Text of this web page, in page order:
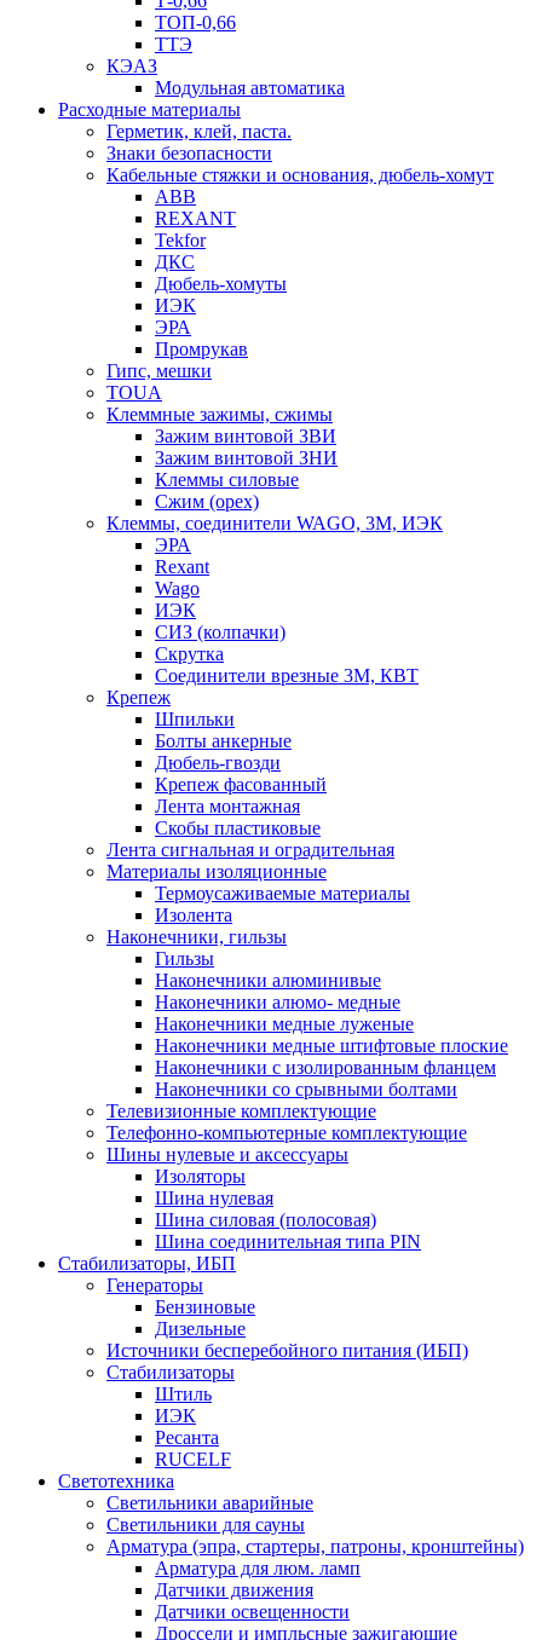
ТОП-0,66
ТТЭ
КЭАЗ
Модульная автоматика
Расходные материалы
Герметик, клей, паста.
Знаки безопасности
Кабельные стяжки и основания, дюбель-хомут
ABB
REXANT
Tekfor
ДКС
Дюбель-хомуты
ИЭК
ЭРА
Промрукав
Гипс, мешки
TOUA
Клеммные зажимы, сжимы
Зажим винтовой ЗВИ
Зажим винтовой ЗНИ
Клеммы силовые
Сжим (орех)
Клеммы, соединители WAGO, 3M, ИЭК
ЭРА
Rexant
Wago
ИЭК
СИЗ (колпачки)
Скрутка
Соединители врезные 3M, КВТ
Крепеж
Шпильки
Болты анкерные
Дюбель-гвозди
Крепеж фасованный
Лента монтажная
Скобы пластиковые
Лента сигнальная и оградительная
Материалы изоляционные
Термоусаживаемые матeриалы
Изолента
Наконечники, гильзы
Гильзы
Наконечники алюминивые
Наконечники алюмо- медные
Наконечники медные луженые
Наконечники медные штифтовые плоские
Наконечники с изолированным фланцем
Наконечники со срывными болтами
Телевизионные комплектующие
Телефонно-компьютерные комплектующие
Шины нулевые и аксессуары
Изоляторы
Шина нулевая
Шина силовая (полосовая)
Шина соединительная типа PIN
Стабилизаторы, ИБП
Генераторы
Бензиновые
Дизельные
Источники бесперебойного питания (ИБП)
Стабилизаторы
Штиль
ИЭК
Ресанта
RUCELF
Светотехника
Светильники аварийные
Светильники для сауны
Арматура (эпра, стартеры, патроны, кронштейны)
Арматура для люм. ламп
Датчики движения
Датчики освещенности
Дроссели и импльсные зажигающие